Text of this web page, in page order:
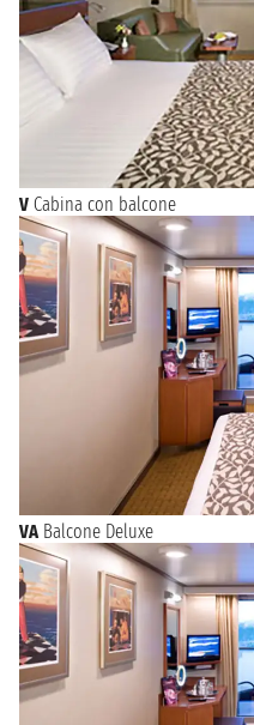
V Cabina con balcone
VA Balcone Deluxe